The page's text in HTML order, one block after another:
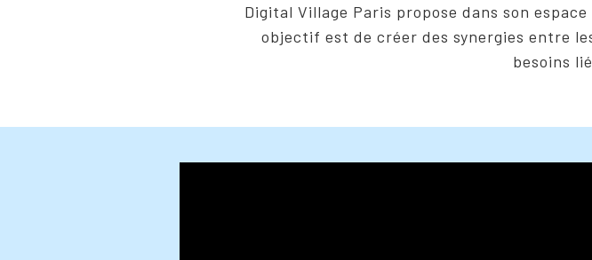
Digital Village Paris propose dans son
objectif est de créer des synergies entre
besoins